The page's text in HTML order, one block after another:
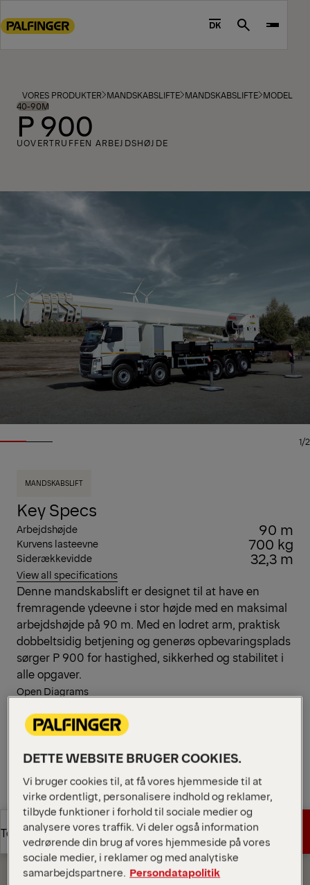
to
footer
content
DK Search
VORES PRODUKTER MANDSKABSLIFTE MANDSKABSLIFTE MODELLER
40-90M
P 900
UOVERTRUFFEN ARBEJDSHØJDE
1/2
MANDSKABSLIFT
Key Specs
Arbejdshøjde 90 m
Kurvens lasteevne 700 kg
Siderækkevidde 32,3 m
View all specifications
Denne mandskabslift er designet til at have en
fremragende ydeevne i stor højde med en maksimal
arbejdshøjde på 90 m. Med en lodret arm, praktisk
dobbeltsidig betjening og generøs opbevaringsplads
sørger P 900 for hastighed, sikkerhed og stabilitet i
alle opgaver.
Open Diagrams
Request a Quote
Request a Quote
Find Sales Partner
Find Sales Partner
Technical Specs
Technical Specs
Get a Quote
Get a Quote
Diagrams
DETTE WEBSITE BRUGER COOKIES.
Vi bruger cookies til, at få vores hjemmeside til at
virke ordentligt, personalisere indhold og reklamer,
tilbyde funktioner i forhold til sociale medier og
analysere vores traffik. Vi deler også information
vedrørende din brug af vores hjemmeside på vores
sociale medier, i reklamer og med analytiske
samarbejdspartnere. Persondatapolitik